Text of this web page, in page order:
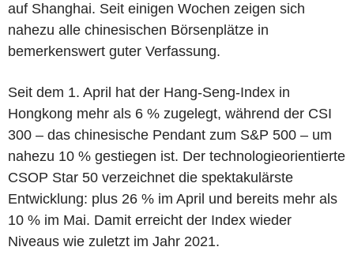
auf Shanghai. Seit einigen Wochen zeigen sich
nahezu alle chinesischen Börsenplätze in
bemerkenswert guter Verfassung.
Seit dem 1. April hat der Hang-Seng-Index in
Hongkong mehr als 6 % zugelegt, während der CSI
300 – das chinesische Pendant zum S&P 500 – um
nahezu 10 % gestiegen ist. Der technologieorientierte
CSOP Star 50 verzeichnet die spektakulärste
Entwicklung: plus 26 % im April und bereits mehr als
10 % im Mai. Damit erreicht der Index wieder
Niveaus wie zuletzt im Jahr 2021.